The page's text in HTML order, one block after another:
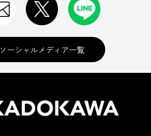
ソーシャルメディア一覧